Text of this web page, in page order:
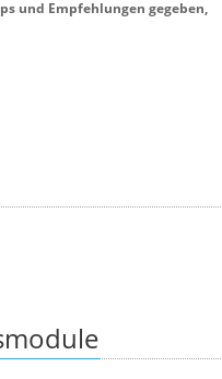
und Empfehlungen gegeben,